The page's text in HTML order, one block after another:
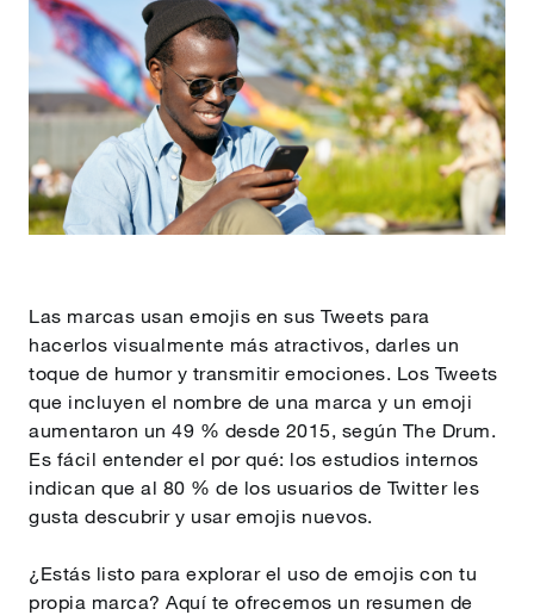
Las marcas usan emojis en sus Tweets para
hacerlos visualmente más atractivos, darles un
toque de humor y transmitir emociones. Los Tweets
que incluyen el nombre de una marca y un emoji
aumentaron un 49 % desde 2015, según The Drum.
Es fácil entender el por qué: los estudios internos
indican que al 80 % de los usuarios de Twitter les
gusta descubrir y usar emojis nuevos.
¿Estás listo para explorar el uso de emojis con tu
propia marca? Aquí te ofrecemos un resumen de